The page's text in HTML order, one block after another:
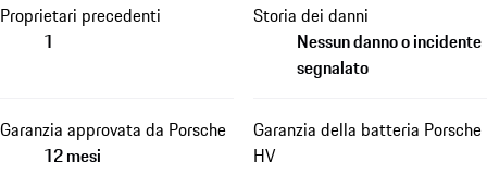
Proprietari precedenti
1
Storia dei danni
Nessun danno o incidente
segnalato
Garanzia approvata da Porsche
12 mesi
Garanzia della batteria Porsche
HV